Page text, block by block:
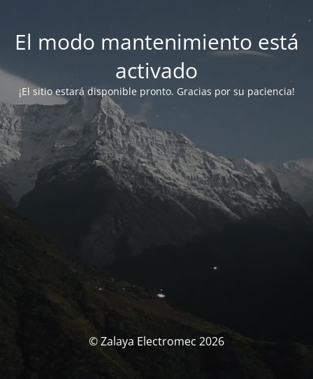
El modo mantenimiento está
activado
¡El sitio estará disponible pronto. Gracias por su paciencia!
© Zalaya Electromec 2026